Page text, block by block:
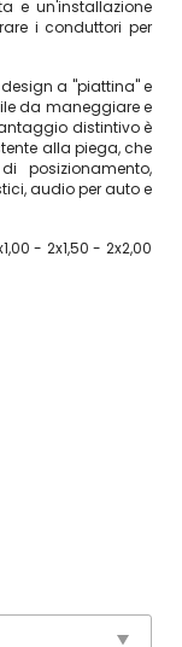
e un'installazione
i conduttori per
a "piattina" e
da maneggiare e
distintivo è
alla piega, che
posizionamento,
audio per auto e
- 2x1,50 - 2x2,00